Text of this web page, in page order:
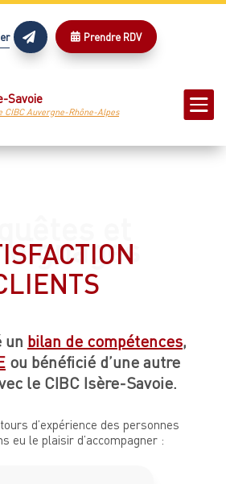
  Prendre RDV
Savoie
CIBC Auvergne-Rhône-Alpes 
un bilan de compétences,
ou bénéficié d’une autre
le CIBC Isère-Savoie.
d’expérience des personnes
eu le plaisir d’accompagner :